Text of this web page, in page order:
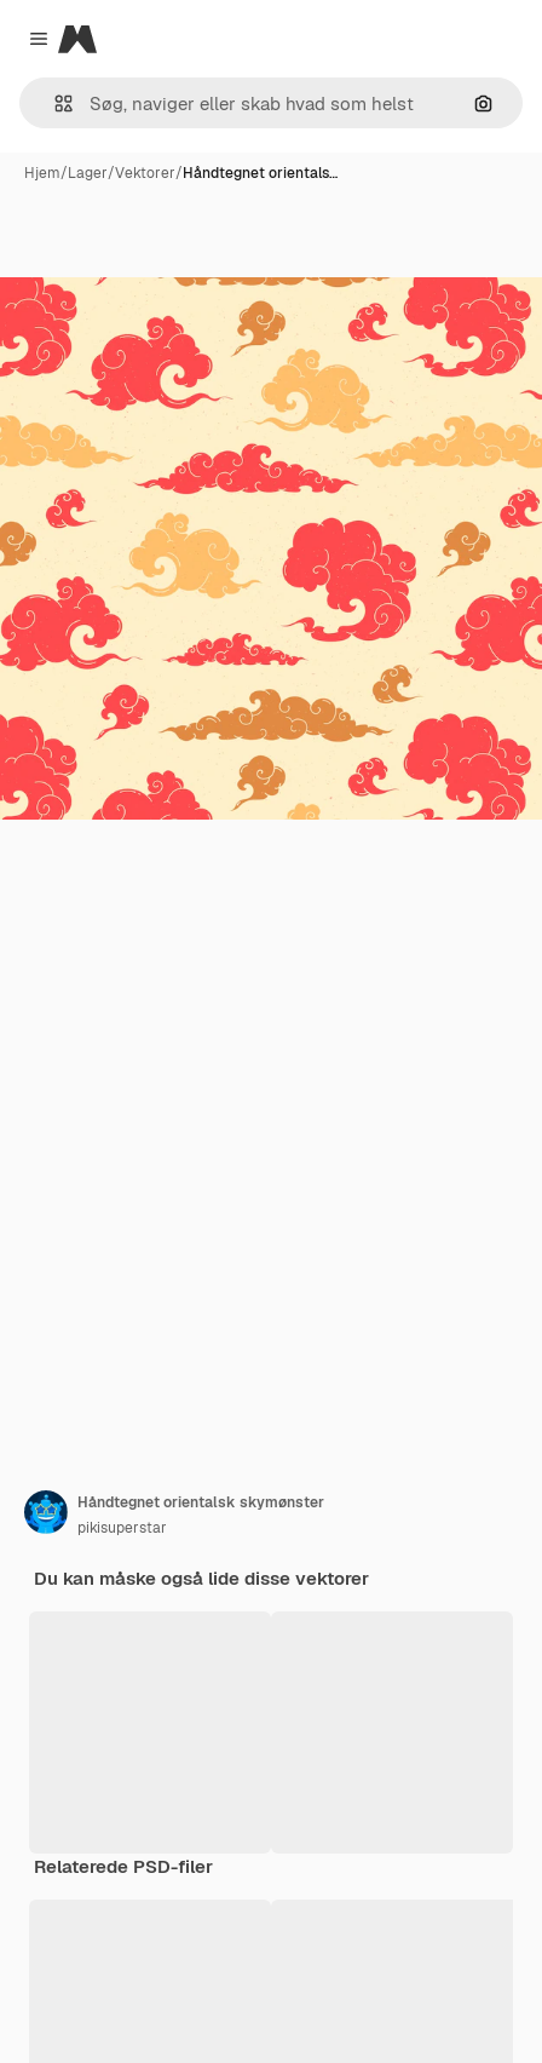
Close menu
Magnific
Søg
Hjem/Lager/Vektorer/Håndtegnet orientals…
Håndtegnet orientalsk skymønster
pikisuperstar
Du kan måske også lide disse vektorer
Relaterede PSD-filer